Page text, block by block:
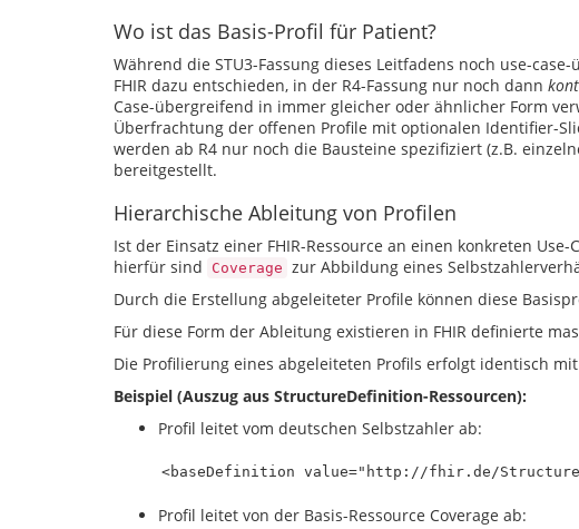
Wo ist das Basis-Profil für Patient?
Während die STU3-Fassung dieses Leitfadens noch use-
FHIR dazu entschieden, in der R4-Fassung nur noch dann
Case-übergreifend in immer gleicher oder ähnlicher Form
Überfrachtung der offenen Profile mit optionalen Identifier-
werden ab R4 nur noch die Bausteine spezifiziert (z.B.
bereitgestellt.
Hierarchische Ableitung von Profilen
Ist der Einsatz einer FHIR-Ressource an einen konkreten
hierfür sind
Coverage zur Abbildung eines
Durch die Erstellung abgeleiteter Profile können diese
Für diese Form der Ableitung existieren in FHIR definierte
Die Profilierung eines abgeleiteten Profils erfolgt identisch
Beispiel (Auszug aus StructureDefinition-Ressourcen):
Profil leitet vom deutschen Selbstzahler ab:
Profil leitet von der Basis-Ressource Coverage ab: